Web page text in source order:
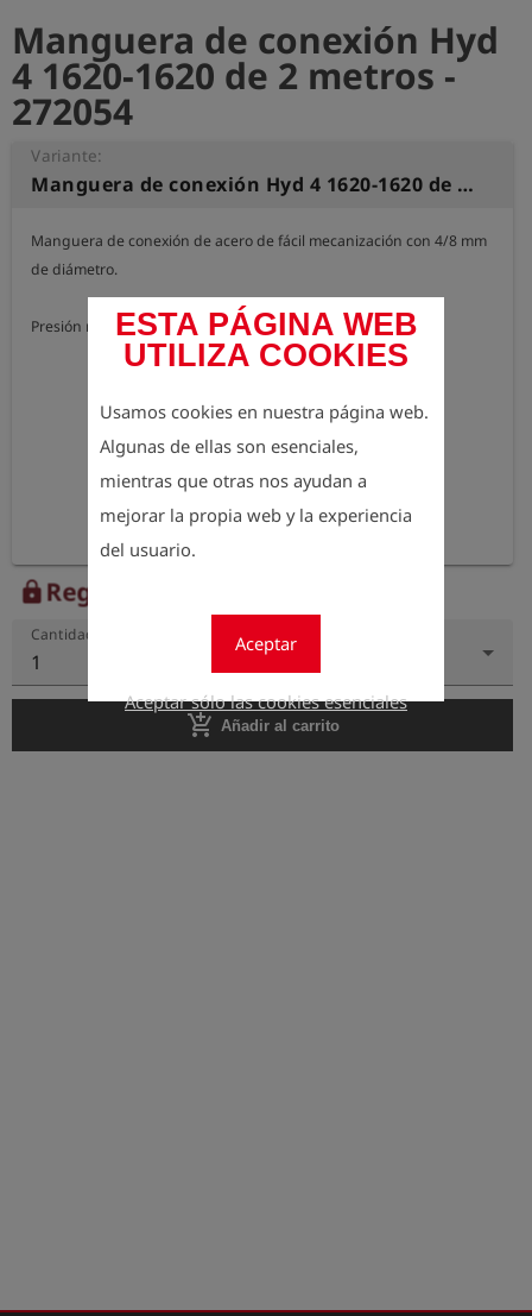
ESTA PÁGINA WEB
UTILIZA COOKIES
Usamos cookies en nuestra página web.
Algunas de ellas son esenciales,
mientras que otras nos ayudan a
mejorar la propia web y la experiencia
del usuario.
Aceptar
Aceptar sólo las cookies esenciales
Manguera de conexión Hyd
4 1620-1620 de 2 metros -
272054
Variante:
Manguera de conexión Hyd 4 1620-1620 de 2 metros
Manguera de conexión de acero de fácil mecanización con 4/8 mm
de diámetro.
Presión máxima de servicio: 500 bar
lock Regístrese para ver el precio
Cantidad
1
add_shopping_cart Añadir al carrito